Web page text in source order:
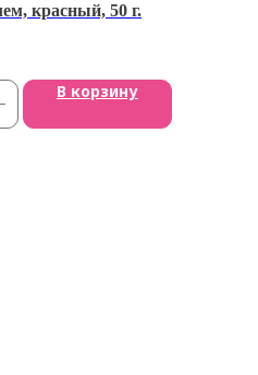
красный, 50 г.
В корзину